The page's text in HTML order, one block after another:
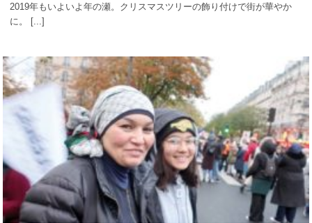
2019年もいよいよ年の瀬。クリスマスツリーの飾り付けで街が華やか
に。 [...]